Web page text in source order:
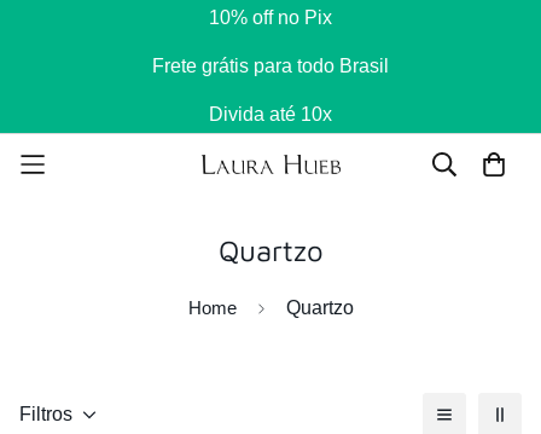
10% off no Pix
Frete grátis para todo Brasil
Divida até 10x
Quartzo
Home Quartzo
Filtros